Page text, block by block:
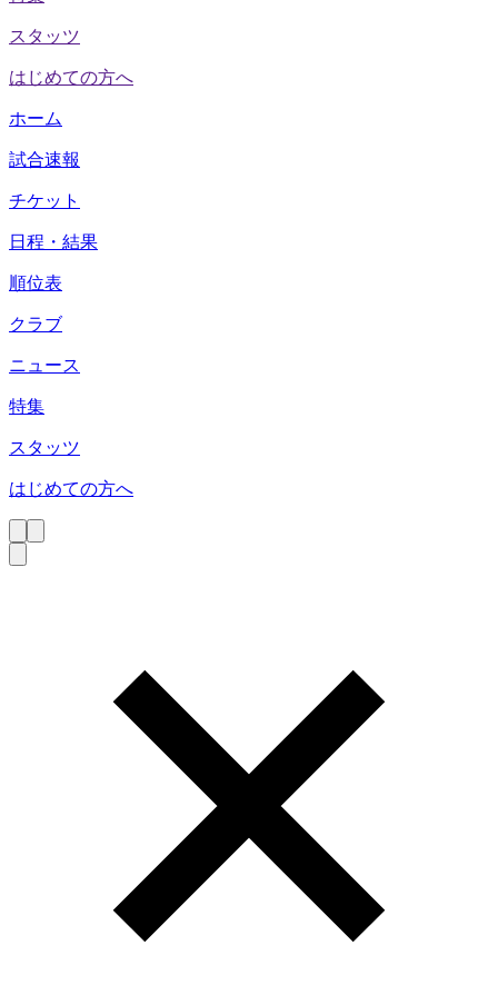
スタッツ
はじめての方へ
ホーム
試合速報
チケット
日程・結果
順位表
クラブ
ニュース
特集
スタッツ
はじめての方へ